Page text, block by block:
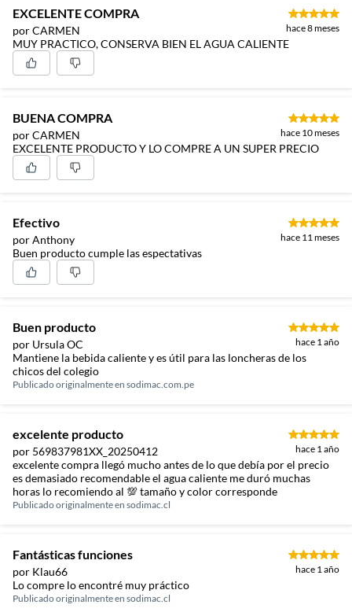
EXCELENTE COMPRA
por CARMEN hace 8 meses
MUY PRACTICO, CONSERVA BIEN EL AGUA CALIENTE
BUENA COMPRA
por CARMEN hace 10 meses
EXCELENTE PRODUCTO Y LO COMPRE A UN SUPER PRECIO
Efectivo
por Anthony hace 11 meses
Buen producto cumple las espectativas
Buen producto
por Ursula OC hace 1 año
Mantiene la bebida caliente y es útil para las loncheras de los
chicos del colegio
Publicado originalmente en sodimac.com.pe
excelente producto
por 569837981XX_20250412 hace 1 año
excelente compra llegó mucho antes de lo que debía por el precio
es demasiado recomendable el agua caliente me duró muchas
horas lo recomiendo al 💯 tamaño y color corresponde
Publicado originalmente en sodimac.cl
Fantásticas funciones
por Klau66 hace 1 año
Lo compre lo encontré muy práctico
Publicado originalmente en sodimac.cl